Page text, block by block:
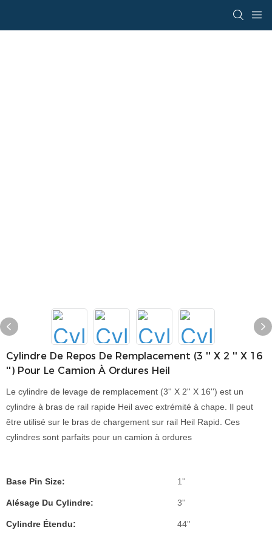
Cylindre De Repos De Remplacement (3 '' X 2 '' X 16
'') Pour Le Camion À Ordures Heil
Le cylindre de levage de remplacement (3'' X 2'' X 16'') est un
cylindre à bras de rail rapide Heil avec extrémité à chape. Il peut
être utilisé sur le bras de chargement sur rail Heil Rapid. Ces
cylindres sont parfaits pour un camion à ordures
Base Pin Size: 1''
Alésage Du Cylindre: 3''
Cylindre Étendu: 44''